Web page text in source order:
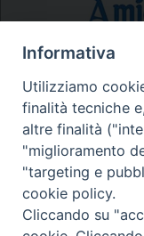
N.7/8 LUGLIO
N. 6 GIUGNO 2026
N°5 MAGGIO 2026
N° 4 APRILE 2026
Informativa
Utilizziamo
finalità tecniche
altre finalità
"miglioramento
"targeting e
cookie policy.
Cliccando su